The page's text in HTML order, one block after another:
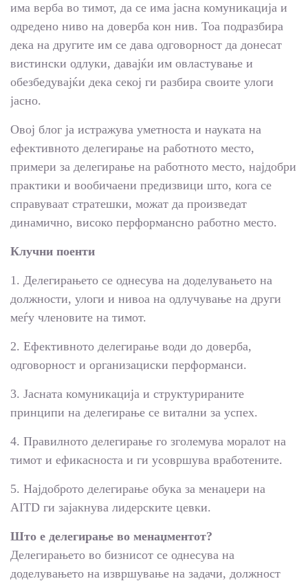
има верба во тимот, да се има јасна комуникација и
одредено ниво на доверба кон нив. Тоа подразбира
дека на другите им се дава одговорност да донесат
вистински одлуки, давајќи им овластување и
обезбедувајќи дека секој ги разбира своите улоги
јасно.
Овој блог ја истражува уметноста и науката на
ефективното делегирање на работното место,
примери за делегирање на работното место, најдобри
практики и вообичаени предизвици што, кога се
справуваат стратешки, можат да произведат
динамично, високо перформансно работно место.
Клучни поенти
1. Делегирањето се однесува на доделувањето на
должности, улоги и нивоа на одлучување на други
меѓу членовите на тимот.
2. Ефективното делегирање води до доверба,
одговорност и организациски перформанси.
3. Јасната комуникација и структурираните
принципи на делегирање се витални за успех.
4. Правилното делегирање го зголемува моралот на
тимот и ефикасноста и ги усовршува вработените.
5. Најдоброто делегирање обука за менаџери на
AITD ги зајакнува лидерските цевки.
Што е делегирање во менаџментот?
Делегирањето во бизнисот се однесува на
доделувањето на извршување на задачи, должност